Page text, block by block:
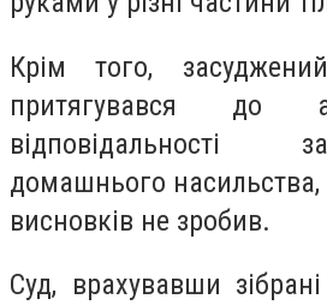
Крім того,
притягувався до
домашнього
висновків не зробив.
Суд, врахувавши